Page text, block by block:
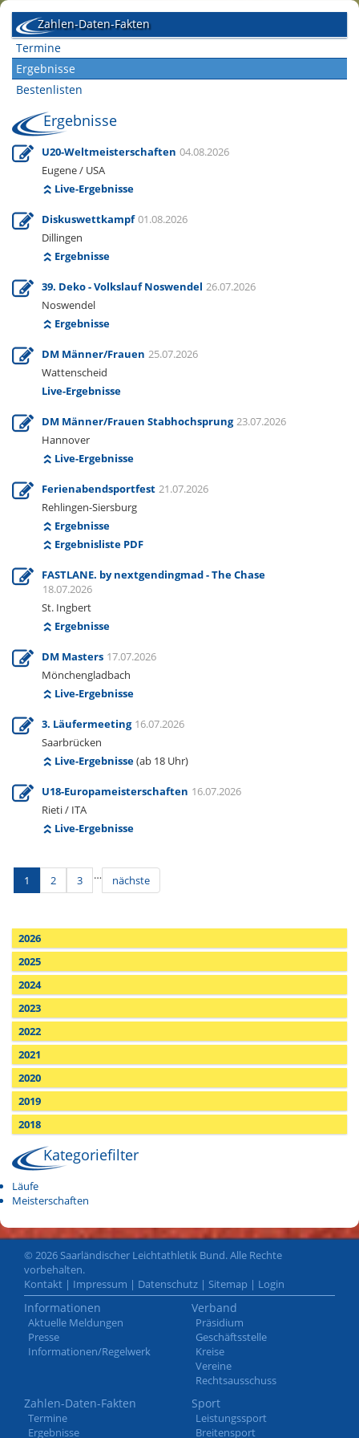
Zahlen-Daten-Fakten
Termine
Ergebnisse
Bestenlisten
Ergebnisse
U20-Weltmeisterschaften 04.08.2026
Eugene / USA
Live-Ergebnisse
Diskuswettkampf 01.08.2026
Dillingen
Ergebnisse
39. Deko - Volkslauf Noswendel 26.07.2026
Noswendel
Ergebnisse
DM Männer/Frauen 25.07.2026
Wattenscheid
Live-Ergebnisse
DM Männer/Frauen Stabhochsprung 23.07.2026
Hannover
Live-Ergebnisse
Ferienabendsportfest 21.07.2026
Rehlingen-Siersburg
Ergebnisse
Ergebnisliste PDF
FASTLANE. by nextgendingmad - The Chase
18.07.2026
St. Ingbert
Ergebnisse
DM Masters 17.07.2026
Mönchengladbach
Live-Ergebnisse
3. Läufermeeting 16.07.2026
Saarbrücken
Live-Ergebnisse(ab 18 Uhr)
U18-Europameisterschaften 16.07.2026
Rieti / ITA
Live-Ergebnisse
1 2 3 … nächste
2026
2025
2024
2023
2022
2021
2020
2019
2018
Kategoriefilter
Läufe
Meisterschaften
© 2026 Saarländischer Leichtathletik Bund. Alle Rechte
vorbehalten.
Kontakt | Impressum | Datenschutz | Sitemap | Login
Informationen
Aktuelle Meldungen
Presse
Informationen/Regelwerk
Verband
Präsidium
Geschäftsstelle
Kreise
Vereine
Rechtsausschuss
Zahlen-Daten-Fakten
Termine
Ergebnisse
Sport
Leistungssport
Breitensport